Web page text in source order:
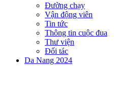
Đường chạy
Vận động viên
Tin tức
Thông tin cuộc đua
Thư viện
Đối tác
Da Nang 2024